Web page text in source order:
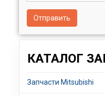
Отправить
КАТАЛОГ
Запчасти Mitsubishi